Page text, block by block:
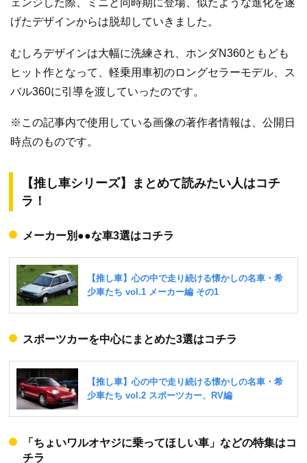
ェンジした際、ミニと同時期に登場、似たような進化を遂
げたデザインからは脱却していきました。
むしろデザインは大幅に洗練され、ホンダN360ともども
ヒット作となって、軽乗用車初のロングセラーモデル、ス
バル360に引導を渡していったのです。
※この記事内で使用している画像の著作者情報は、公開日
時点のものです。
【推し車シリーズ】まとめて読みたい人はコチ
ラ！
メーカー別●●な車3選はコチラ
スポーツカーを中心にまとめた3選はコチラ
「ちょいワルオヤジに乗ってほしい車」などの特集はコ
チラ